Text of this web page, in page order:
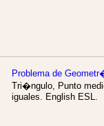
Problema de
Tri�ngulo, Punto
iguales. English ESL.